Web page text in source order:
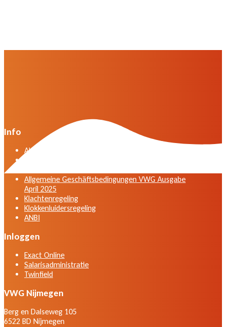
Info
Algemene voorwaarden VWG versie april 2025
Allgemeine Geschäftsbedingungen VWG Ausgabe
April 2025
Klachtenregeling
Klokkenluidersregeling
ANBI
Inloggen
Exact Online
Salarisadministratie
Twinfield
VWG Nijmegen
Berg en Dalseweg 105
6522 BD Nijmegen